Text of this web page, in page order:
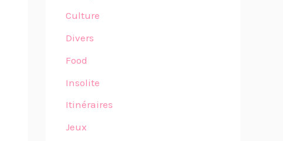
Culture
Divers
Food
Insolite
Itinéraires
Jeux